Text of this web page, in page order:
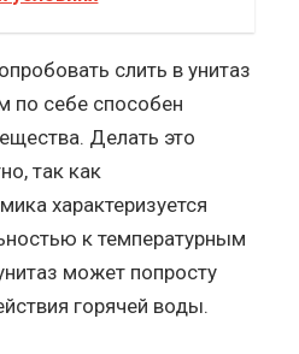
слить в унитаз
по себе способен
Делать это
так как
характеризуется
к температурным
может попросту
горячей воды.